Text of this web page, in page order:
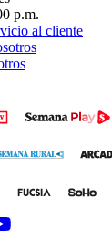
p.m.
al cliente